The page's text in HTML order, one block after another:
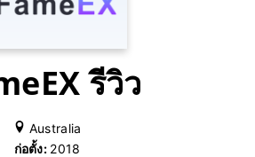
รีวิว
Australia
ก่อตั้ง: 2018